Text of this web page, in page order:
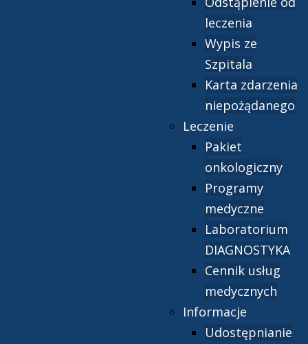
leczenia
Wypis ze
Szpitala
Karta zdarzenia
niepożądanego
Leczenie
Pakiet
onkologiczny
Programy
medyczne
Laboratorium
DIAGNOSTYKA
Cennik usług
medycznych
Informacje
Udostępnianie